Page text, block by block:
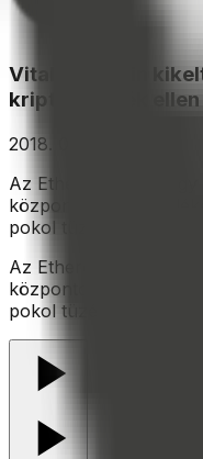
Vitalik Buterin
kriptotőzsdék ellen
2018. 07. 09.
Az Ethereum atyja
központosított
pokol tüzére kívánná
Az Ethereum atyja
központosított
pokol tüzére kívánná